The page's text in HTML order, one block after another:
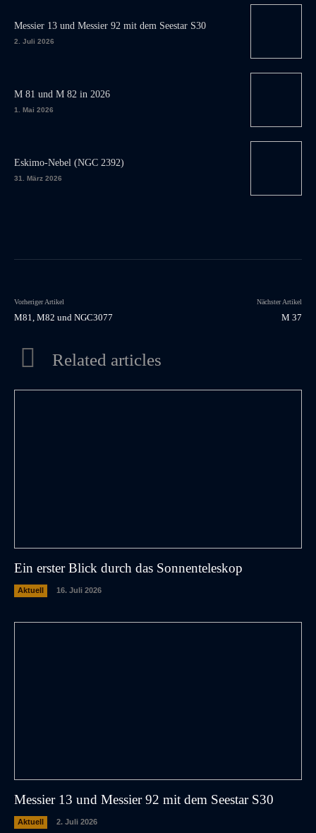
Messier 13 und Messier 92 mit dem Seestar S30
2. Juli 2026
M 81 und M 82 in 2026
1. Mai 2026
Eskimo-Nebel (NGC 2392)
31. März 2026
Vorheriger Artikel
M81, M82 und NGC3077
Nächster Artikel
M 37
Related articles
Ein erster Blick durch das Sonnenteleskop
Aktuell 16. Juli 2026
Messier 13 und Messier 92 mit dem Seestar S30
Aktuell 2. Juli 2026